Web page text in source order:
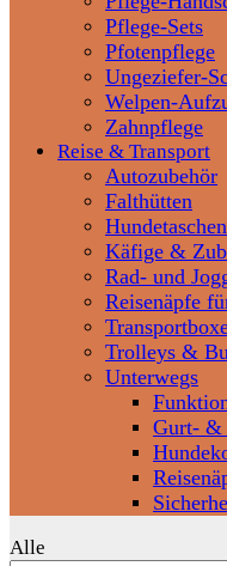
Pflege-Sets
Pfotenpflege
Ungeziefer-
Welpen-
Zahnpflege
Reise & Transport
Autozubehör
Falthütten
Hundetaschen
Käfige &
Rad- und
Reisenäpfe
Trolleys &
Unterwegs
Gurt- &
Alle